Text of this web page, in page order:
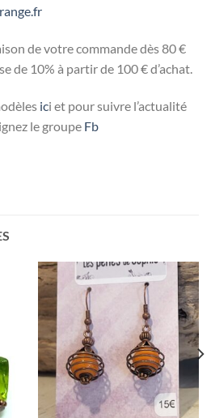
de votre commande dès 80 €
de 10% à partir de 100 € d’achat.
ici et pour suivre l’actualité
le groupe Fb